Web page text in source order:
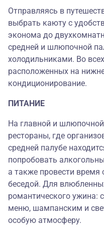
Отправляясь в
выбрать каюту с
эконома до
средней и шлюпочной
холодильниками. Во
расположенных на
кондиционирование.
ПИТАНИЕ
На главной и
рестораны, где
средней палубе
попробовать
а также провести время
беседой. Для
романтического ужина:
меню, шампанским и
особую атмосферу.